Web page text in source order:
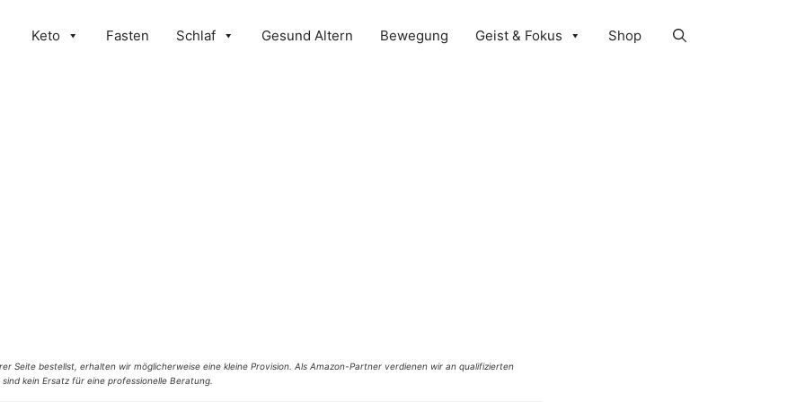
Keto Fasten Schlaf Gesund Altern Bewegung Geist & Fokus Shop
Seite bestellst, erhalten wir möglicherweise eine kleine Provision. Als Amazon-Partner verdienen wir an qualifizierten
kein Ersatz für eine professionelle Beratung.